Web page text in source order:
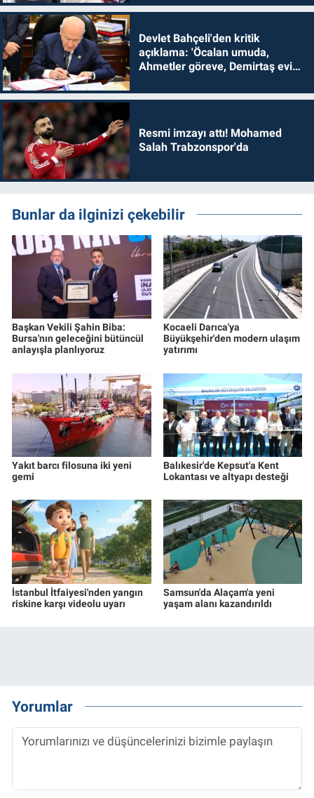
Devlet Bahçeli'den kritik
açıklama: 'Öcalan umuda,
Ahmetler göreve, Demirtaş evine
Resmi imzayı attı! Mohamed
Salah Trabzonspor'da
Bunlar da ilginizi çekebilir
Başkan Vekili Şahin Biba:
Bursa'nın geleceğini bütüncül
anlayışla planlıyoruz
Kocaeli Darıca'ya
Büyükşehir'den modern ulaşım
yatırımı
Yakıt barcı filosuna iki yeni
gemi
Balıkesir'de Kepsut'a Kent
Lokantası ve altyapı desteği
İstanbul İtfaiyesi'nden yangın
riskine karşı videolu uyarı
Samsun'da Alaçam'a yeni
yaşam alanı kazandırıldı
Yorumlar